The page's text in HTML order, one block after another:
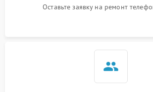
Оставьте заявку на ремонт